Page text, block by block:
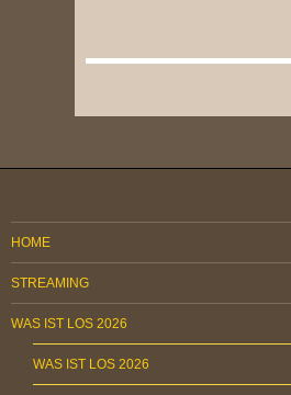
HOME
STREAMING
WAS IST LOS 2026
WAS IST LOS 2026